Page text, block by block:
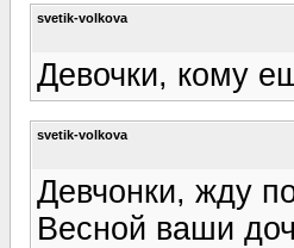
svetik-volkova
Девочки, кому
svetik-volkova
Девчонки, жду
Весной ваши